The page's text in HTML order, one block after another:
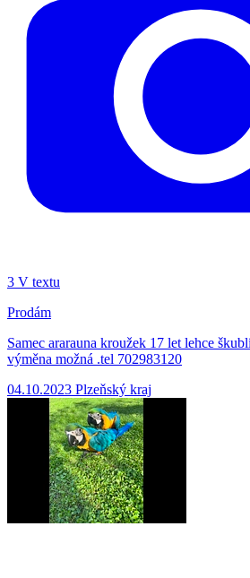
3 V textu
Prodám
Samec ararauna kroužek 17 let lehce
výměna možná .tel 702983120
04.10.2023 Plzeňský kraj